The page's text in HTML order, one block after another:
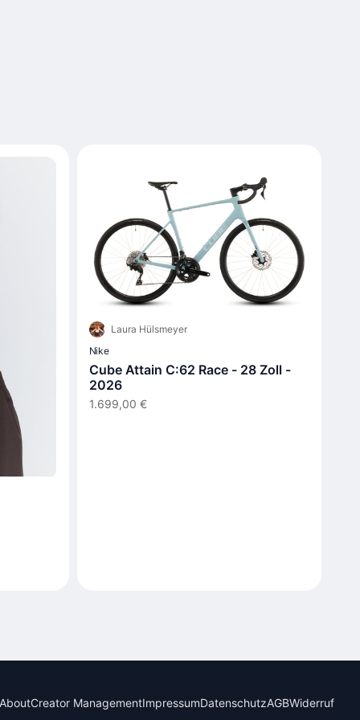
Laura Hülsmeyer
Nike
Cube Attain C:62 Race - 28 Zoll -
2026
1.699,00 €
AboutCreator ManagementImpressumDatenschutzAGBWiderruf